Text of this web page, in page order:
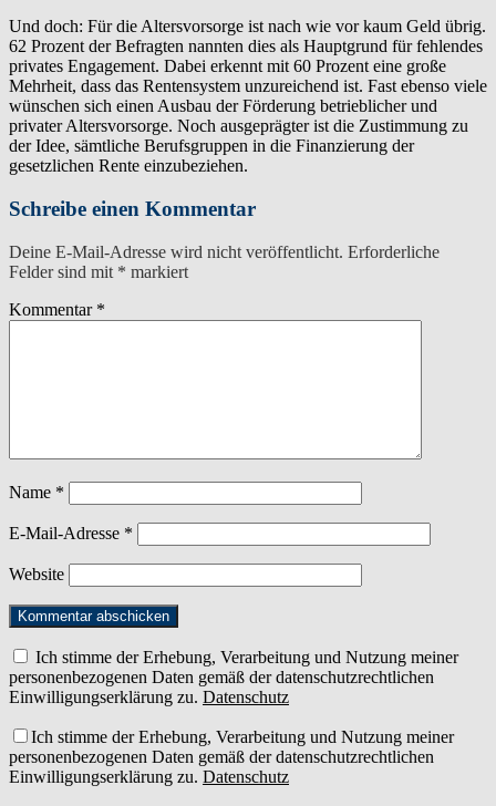
Und doch: Für die Altersvorsorge ist nach wie vor kaum Geld übrig.
62 Prozent der Befragten nannten dies als Hauptgrund für fehlendes
privates Engagement. Dabei erkennt mit 60 Prozent eine große
Mehrheit, dass das Rentensystem unzureichend ist. Fast ebenso viele
wünschen sich einen Ausbau der Förderung betrieblicher und
privater Altersvorsorge. Noch ausgeprägter ist die Zustimmung zu
der Idee, sämtliche Berufsgruppen in die Finanzierung der
gesetzlichen Rente einzubeziehen.
Schreibe einen Kommentar
Deine E-Mail-Adresse wird nicht veröffentlicht. Erforderliche
Felder sind mit * markiert
Kommentar *
Name *
E-Mail-Adresse *
Website
Ich stimme der Erhebung, Verarbeitung und Nutzung meiner
personenbezogenen Daten gemäß der datenschutzrechtlichen
Einwilligungserklärung zu. Datenschutz
Ich stimme der Erhebung, Verarbeitung und Nutzung meiner
personenbezogenen Daten gemäß der datenschutzrechtlichen
Einwilligungserklärung zu. Datenschutz